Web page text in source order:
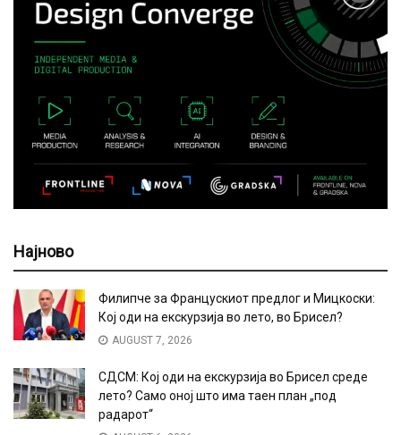
Најново
Филипче за Францускиот предлог и Мицкоски:
Кој оди на екскурзија во лето, во Брисел?
AUGUST 7, 2026
СДСМ: Кој оди на екскурзија во Брисел среде
лето? Само оној што има таен план „под
радарот“